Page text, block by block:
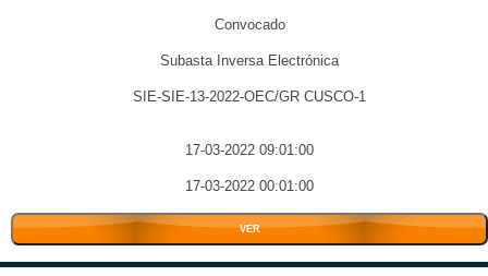
Convocado
Subasta Inversa Electrónica
SIE-SIE-13-2022-OEC/GR CUSCO-1
17-03-2022 09:01:00
17-03-2022 00:01:00
VER